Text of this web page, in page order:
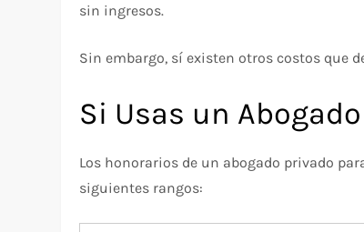
sin ingresos.
Sin embargo, sí existen otros costos que
Si Usas un
Los honorarios de un abogado privado
siguientes rangos: